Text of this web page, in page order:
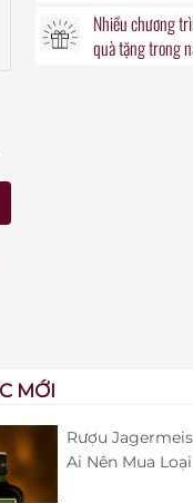
Nhiều chương
quà tặngtrong
MỚI
Rượu
Ai Nên Mua